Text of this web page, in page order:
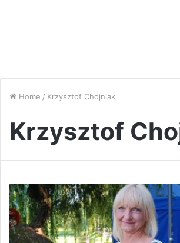
Home / Krzysztof Chojniak
Krzysztof